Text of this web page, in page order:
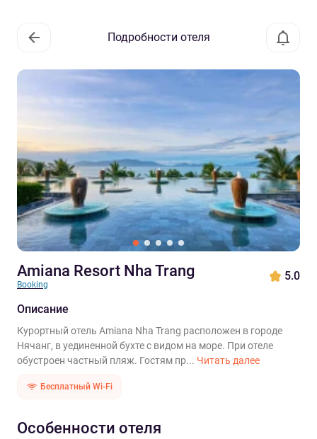
Подробности отеля
Amiana Resort Nha Trang
Booking
5.0
Описание
Курортный отель Amiana Nha Trang расположен в городе
Нячанг, в уединенной бухте с видом на море. При отеле
обустроен частный пляж. Гостям пр... Читать далее
Бесплатный Wi-Fi
Особенности отеля